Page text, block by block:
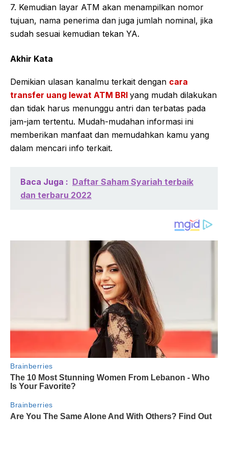
7. Kemudian layar ATM akan menampilkan nomor
tujuan, nama penerima dan juga jumlah nominal, jika
sudah sesuai kemudian tekan YA.
Akhir Kata
Demikian ulasan kanalmu terkait dengan cara
transfer uang lewat ATM BRI yang mudah dilakukan
dan tidak harus menunggu antri dan terbatas pada
jam-jam tertentu. Mudah-mudahan informasi ini
memberikan manfaat dan memudahkan kamu yang
dalam mencari info terkait.
Baca Juga : Daftar Saham Syariah terbaik
dan terbaru 2022